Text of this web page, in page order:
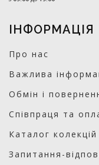
ІНФОРМАЦІЯ
Про нас
Важлива
Обмін і
Співпраця та
Каталог колекцій
Запитання-